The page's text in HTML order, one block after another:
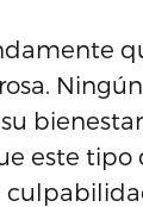
este tipo